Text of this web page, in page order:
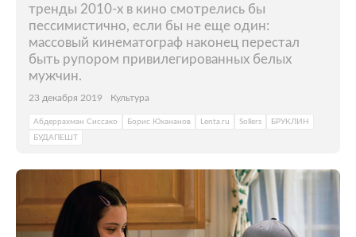
тренды 2010-х в кино смотрелись бы
пессимистично, если бы не еще один:
массовый кинематограф наконец перестал
быть рупором привилегированных белых
мужчин.
23 декабря 2019 Культура
Абдеррахман Сиссако Борис Юхананов Lenta.ru Sollers
БРУКЛИН
БУДАПЕШТ